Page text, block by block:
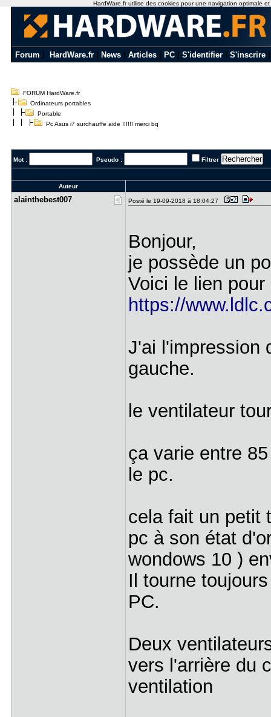
Forum HardWare.fr News Articles PC S'identifier S'inscrire
FORUM HardWare.fr
Ordinateurs portables
Portable
Pc Asus i7 surchauffe aide !!!!!! merci bq
Mot : Pseudo : Filtrer
Auteur
alainthebe​st007 Posté le 19-09-2018 à 18:04:27
Bonjour,
je possède un
Voici le lien
https://
J'ai l'impression
gauche.
le ventilateur
ça varie entre
le pc.
cela fait un petit
pc à son état
wondows 10 )
Il tourne
PC.
Deux
vers l'arrière du
ventilation
HardWare.fr utilise des cookies pour une navigation optimale